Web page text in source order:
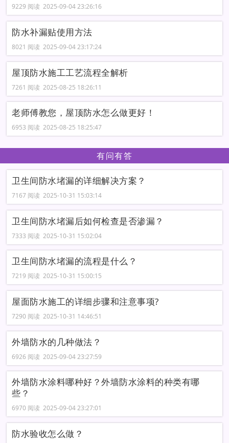
9229 阅读 2025-09-04 23:26:16
防水补漏贴使用方法
8021 阅读 2025-09-04 23:17:24
屋顶防水施工工艺流程全解析
7261 阅读 2025-08-25 18:26:11
老师傅教您，屋顶防水怎么做更好！
6953 阅读 2025-08-25 18:25:47
有问有答
卫生间防水堵漏的详细解决方案？
7167 阅读 2025-10-31 15:03:14
卫生间防水堵漏后如何检查是否渗漏？
7333 阅读 2025-10-31 15:02:04
卫生间防水堵漏的流程是什么？
7219 阅读 2025-10-31 15:00:15
屋面防水施工的详细步骤和注意事项?
7290 阅读 2025-10-31 14:46:51
外墙防水的几种做法？
6926 阅读 2025-09-04 23:27:59
外墙防水涂料哪种好？外墙防水涂料的种类有哪
些？
6970 阅读 2025-09-04 23:27:01
防水验收怎么做？